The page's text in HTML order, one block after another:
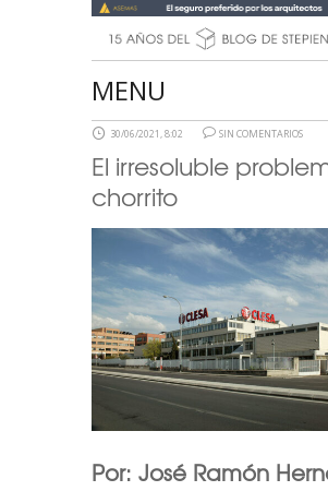
MENU
30/06/2021, 8:02 SIN COMENTARIOS
El irresoluble
chorrito
Por: José Ramón